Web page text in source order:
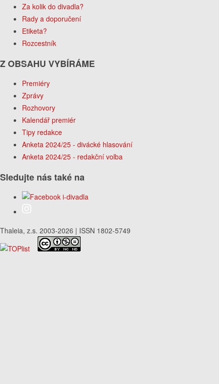
Za kolik do divadla?
Rady a doporučení
Etiketa?
Rozcestník
Z OBSAHU VYBÍRÁME
Premiéry
Zprávy
Rozhovory
Kalendář premiér
Tipy redakce
Anketa 2024/25 - divácké hlasování
Anketa 2024/25 - redakční volba
Sledujte nás také na
Thaleia, z.s. 2003-2026 | ISSN 1802-5749